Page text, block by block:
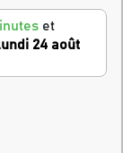
et
24 août